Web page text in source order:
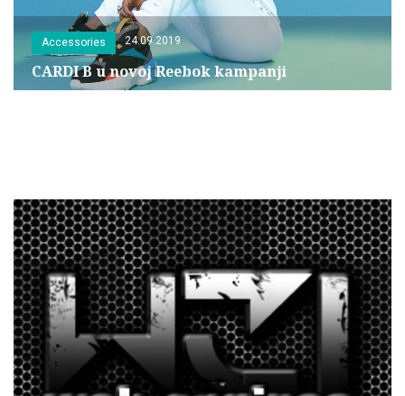
Accessories 24.09.2019
CARDI B u novoj Reebok kampanji